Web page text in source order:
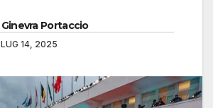
Ginevra Portaccio
LUG 14, 2025